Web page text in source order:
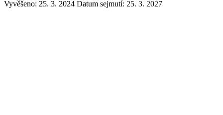
Vyvěšeno: 25. 3. 2024 Datum sejmutí: 25. 3. 2027